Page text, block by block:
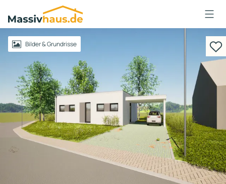
Massivhaus
Logo
AnmeldenBilder & Grundrisse